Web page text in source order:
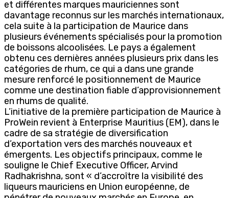
et différentes marques mauriciennes sont
davantage reconnus sur les marchés internationaux,
cela suite à la participation de Maurice dans
plusieurs événements spécialisés pour la promotion
de boissons alcoolisées. Le pays a également
obtenu ces dernières années plusieurs prix dans les
catégories de rhum, ce qui a dans une grande
mesure renforcé le positionnement de Maurice
comme une destination fiable d’approvisionnement
en rhums de qualité.
L’initiative de la première participation de Maurice à
ProWein revient à Enterprise Mauritius (EM), dans le
cadre de sa stratégie de diversification
d’exportation vers des marchés nouveaux et
émergents. Les objectifs principaux, comme le
souligne le Chief Executive Officer, Arvind
Radhakrishna, sont « d’accroître la visibilité des
liqueurs mauriciens en Union européenne, de